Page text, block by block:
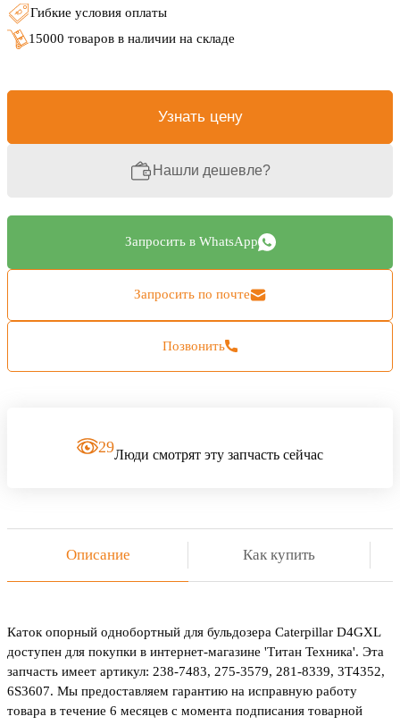
Гибкие условия оплаты
15000 товаров в наличии на складе
Узнать цену
Нашли дешевле?
Запросить в WhatsApp
Запросить по почте
Позвонить
29Люди смотрят эту запчасть сейчас
Описание Как купить
Каток опорный однобортный для бульдозера Caterpillar D4GXL
доступен для покупки в интернет-магазине 'Титан Техника'. Эта
запчасть имеет артикул: 238-7483, 275-3579, 281-8339, 3T4352,
6S3607. Мы предоставляем гарантию на исправную работу
товара в течение 6 месяцев с момента подписания товарной